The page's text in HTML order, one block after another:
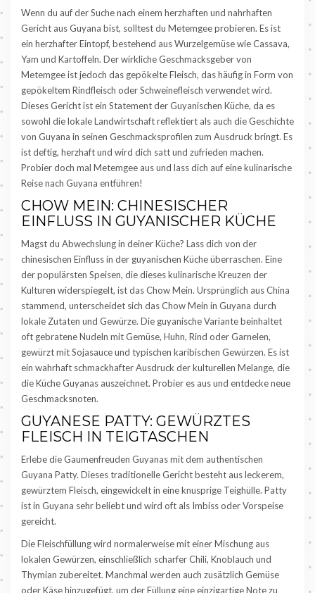
Wenn du auf der Suche nach einem herzhaften und nahrhaften
Gericht aus Guyana bist, solltest du Metemgee probieren. Es ist
ein herzhafter Eintopf, bestehend aus Wurzelgemüse wie Cassava,
Yam und Kartoffeln. Der wirkliche Geschmacksgeber von
Metemgee ist jedoch das gepökelte Fleisch, das häufig in Form von
gepökeltem Rindfleisch oder Schweinefleisch verwendet wird.
Dieses Gericht ist ein Statement der Guyanischen Küche, da es
sowohl die lokale Landwirtschaft reflektiert als auch die Geschichte
von Guyana in seinen Geschmacksprofilen zum Ausdruck bringt. Es
ist deftig, herzhaft und wird dich satt und zufrieden machen.
Probier doch mal Metemgee aus und lass dich auf eine kulinarische
Reise nach Guyana entführen!
CHOW MEIN: CHINESISCHER
EINFLUSS IN GUYANISCHER KÜCHE
Magst du Abwechslung in deiner Küche? Lass dich von der
chinesischen Einfluss in der guyanischen Küche überraschen. Eine
der populärsten Speisen, die dieses kulinarische Kreuzen der
Kulturen widerspiegelt, ist das Chow Mein. Ursprünglich aus China
stammend, unterscheidet sich das Chow Mein in Guyana durch
lokale Zutaten und Gewürze. Die guyanische Variante beinhaltet
oft gebratene Nudeln mit Gemüse, Huhn, Rind oder Garnelen,
gewürzt mit Sojasauce und typischen karibischen Gewürzen. Es ist
ein wahrhaft schmackhafter Ausdruck der kulturellen Melange, die
die Küche Guyanas auszeichnet. Probier es aus und entdecke neue
Geschmacksnoten.
GUYANESE PATTY: GEWÜRZTES
FLEISCH IN TEIGTASCHEN
Erlebe die Gaumenfreuden Guyanas mit dem authentischen
Guyana Patty. Dieses traditionelle Gericht besteht aus leckerem,
gewürztem Fleisch, eingewickelt in eine knusprige Teighülle. Patty
ist in Guyana sehr beliebt und wird oft als Imbiss oder Vorspeise
gereicht.
Die Fleischfüllung wird normalerweise mit einer Mischung aus
lokalen Gewürzen, einschließlich scharfer Chili, Knoblauch und
Thymian zubereitet. Manchmal werden auch zusätzlich Gemüse
oder Käse hinzugefügt, um der Füllung eine einzigartige Note zu